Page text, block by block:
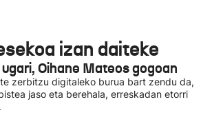
izan daiteke
Oihane Mateos gogoan
zerbitzu digitaleko burua bart zendu da,
jaso eta berehala, erreskadan etorri